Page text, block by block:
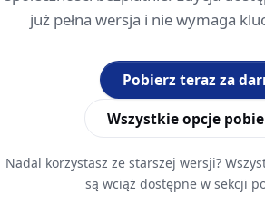
już pełna wersja i nie wymaga
Pobierz teraz za
Wszystkie opcje
Nadal korzystasz ze starszej wersji?
są wciąż dostępne w sekcji